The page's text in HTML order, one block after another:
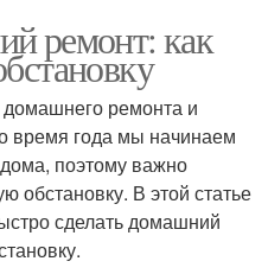
ремонт: как
ремонта и
время года мы начинаем
поэтому важно
обстановку. В этой статье
сделать домашний